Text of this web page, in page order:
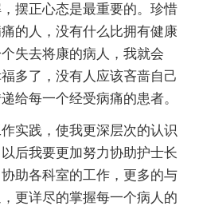
摆正心态是最重要的。珍惜
的人，没有什么比拥有健康
失去将康的病人，我就会
多了，没有人应该吝啬自己
给每一个经受病痛的患者。
践，使我更深层次的认识
后我要更加努力协助护士长
助各科室的工作，更多的与
更详尽的掌握每一个病人的